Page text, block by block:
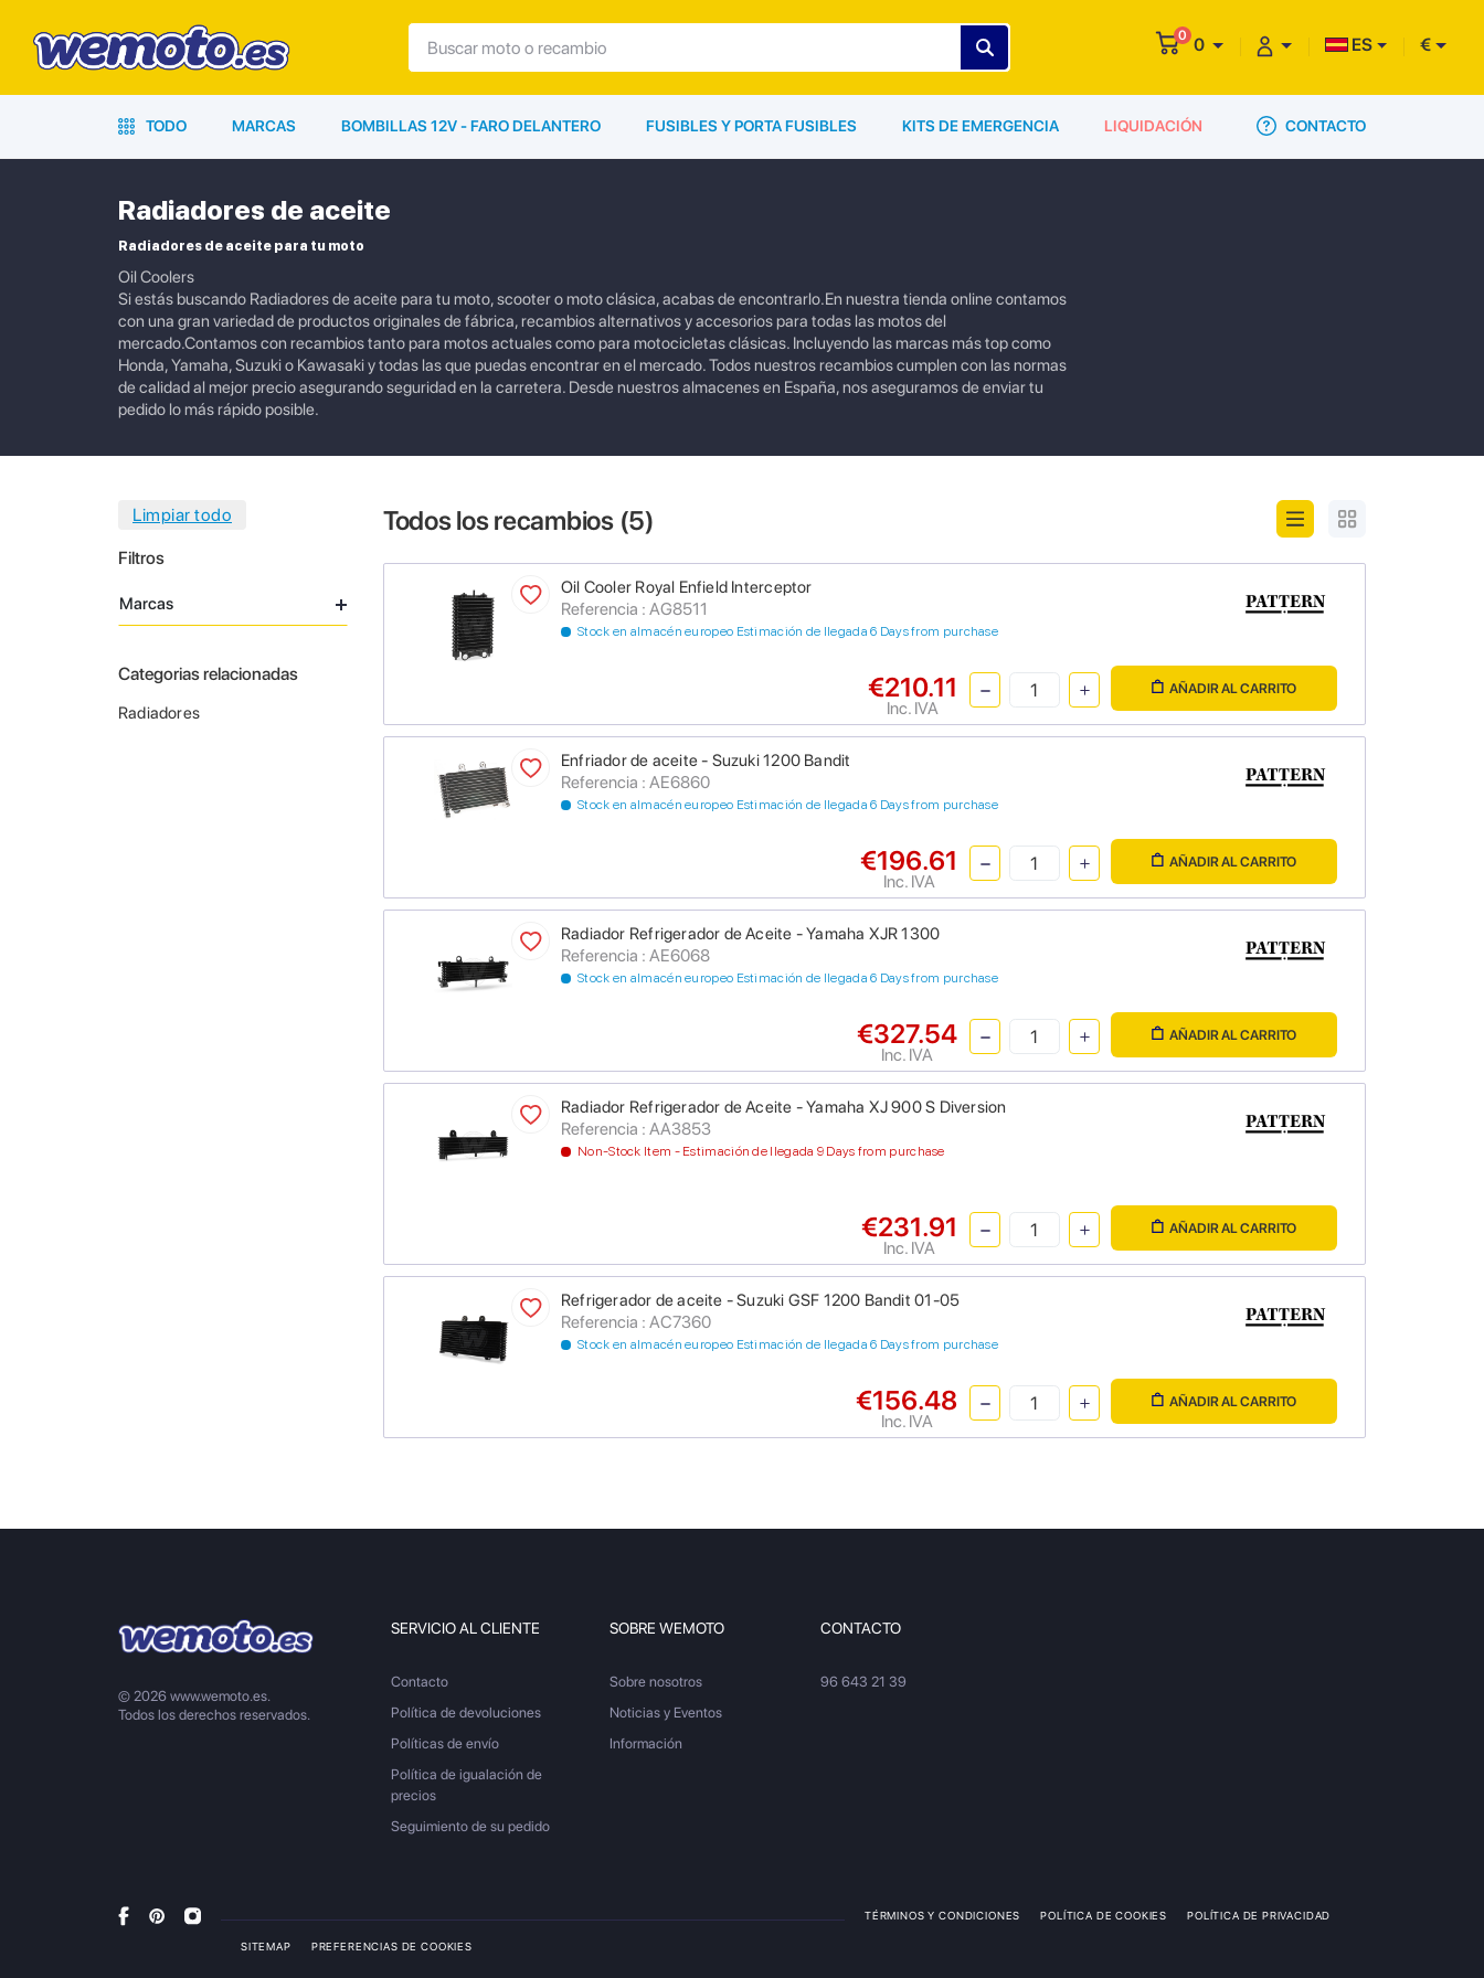
0 0 ES €
TODO MARCAS BOMBILLAS 12V - FARO DELANTERO FUSIBLES Y PORTA FUSIBLES KITS DE EMERGENCIA LIQUIDACIÓN CONTACTO
Radiadores de aceite
Radiadores de aceite para tu moto
Oil Coolers
Si estás buscando Radiadores de aceite para tu moto, scooter o moto clásica, acabas de encontrarlo.En nuestra tienda online contamos
con una gran variedad de productos originales de fábrica, recambios alternativos y accesorios para todas las motos del
mercado.Contamos con recambios tanto para motos actuales como para motocicletas clásicas. Incluyendo las marcas más top como
Honda, Yamaha, Suzuki o Kawasaki y todas las que puedas encontrar en el mercado. Todos nuestros recambios cumplen con las normas
de calidad al mejor precio asegurando seguridad en la carretera. Desde nuestros almacenes en España, nos aseguramos de enviar tu
pedido lo más rápido posible.
Filtros
Marcas
Categorias relacionadas
Radiadores
Todos los recambios (5)
Oil Cooler Royal Enfield Interceptor
Referencia : AG8511
Stock en almacén europeo Estimación de llegada 6 Days from purchase
€210.11
Inc. IVA
AÑADIR AL CARRITO
Enfriador de aceite - Suzuki 1200 Bandit
Referencia : AE6860
Stock en almacén europeo Estimación de llegada 6 Days from purchase
€196.61
Inc. IVA
AÑADIR AL CARRITO
Radiador Refrigerador de Aceite - Yamaha XJR 1300
Referencia : AE6068
Stock en almacén europeo Estimación de llegada 6 Days from purchase
€327.54
Inc. IVA
AÑADIR AL CARRITO
Radiador Refrigerador de Aceite - Yamaha XJ 900 S Diversion
Referencia : AA3853
Non-Stock Item - Estimación de llegada 9 Days from purchase
€231.91
Inc. IVA
AÑADIR AL CARRITO
Refrigerador de aceite - Suzuki GSF 1200 Bandit 01-05
Referencia : AC7360
Stock en almacén europeo Estimación de llegada 6 Days from purchase
€156.48
Inc. IVA
AÑADIR AL CARRITO
© 2026 www.wemoto.es.
Todos los derechos reservados.
SERVICIO AL CLIENTE
Contacto
Política de devoluciones
Políticas de envío
Política de igualación de
precios
Seguimiento de su pedido
SOBRE WEMOTO
Sobre nosotros
Noticias y Eventos
Información
CONTACTO
96 643 21 39
TÉRMINOS Y CONDICIONES POLÍTICA DE COOKIES POLÍTICA DE PRIVACIDAD
SITEMAP PREFERENCIAS DE COOKIES